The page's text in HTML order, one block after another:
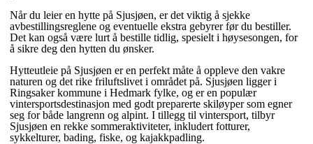
Når du leier en hytte på Sjusjøen, er det viktig å sjekke
avbestillingsreglene og eventuelle ekstra gebyrer før du bestiller.
Det kan også være lurt å bestille tidlig, spesielt i høysesongen, for
å sikre deg den hytten du ønsker.
Hytteutleie på Sjusjøen er en perfekt måte å oppleve den vakre
naturen og det rike friluftslivet i området på. Sjusjøen ligger i
Ringsaker kommune i Hedmark fylke, og er en populær
vintersportsdestinasjon med godt preparerte skiløyper som egner
seg for både langrenn og alpint. I tillegg til vintersport, tilbyr
Sjusjøen en rekke sommeraktiviteter, inkludert fotturer,
sykkelturer, bading, fiske, og kajakkpadling.